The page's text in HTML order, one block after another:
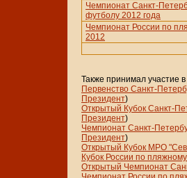
Чемпионат Санкт-
футболу 2012 года
Чемпионат России по
2012
Также принимал участие
Первенство Санкт-
Президент)
Открытый Кубок Санкт-
Президент)
Чемпионат Санкт-
Президент)
Открытый Кубок МРО
Кубок России по
Открытый Чемпионат